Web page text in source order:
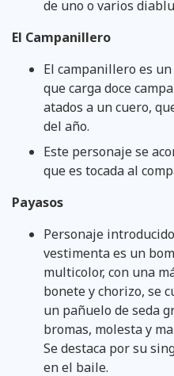
de uno o varios
El Campanillero
El campanillero es
que carga doce
atados a un cuero,
del año.
Este personaje se
que es tocada al
Payasos
Personaje
vestimenta es un
multicolor, con una
bonete y chorizo, se
un pañuelo de seda
bromas, molesta y
Se destaca por su
en el baile.